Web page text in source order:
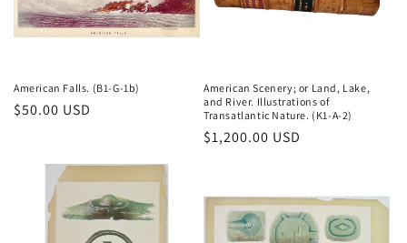
American Falls. (B1-G-1b)
Prix
$50.00 USD
American Scenery; or Land, Lake,
and River. Illustrations of
Transatlantic Nature. (K1-A-2)
Prix
$1,200.00 USD